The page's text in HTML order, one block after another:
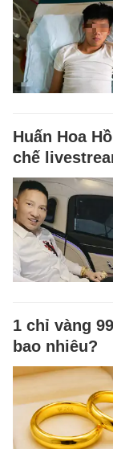
Huấn Hoa
chế
1 chỉ vàng
bao nhiêu?